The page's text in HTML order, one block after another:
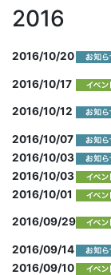
2016
2016/10/20
2016/10/17
2016/10/12
2016/10/07
2016/10/03
2016/10/03
2016/10/01
2016/09/29
2016/09/14
2016/09/10